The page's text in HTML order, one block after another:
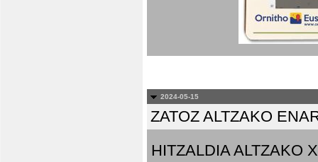
2024-05-15
ZATOZ ALTZAKO
HITZALDIA ALTZAKO